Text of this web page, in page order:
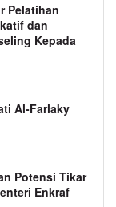
Pelatihan
dan
Kepada
Al-Farlaky
Potensi Tikar
Enkraf